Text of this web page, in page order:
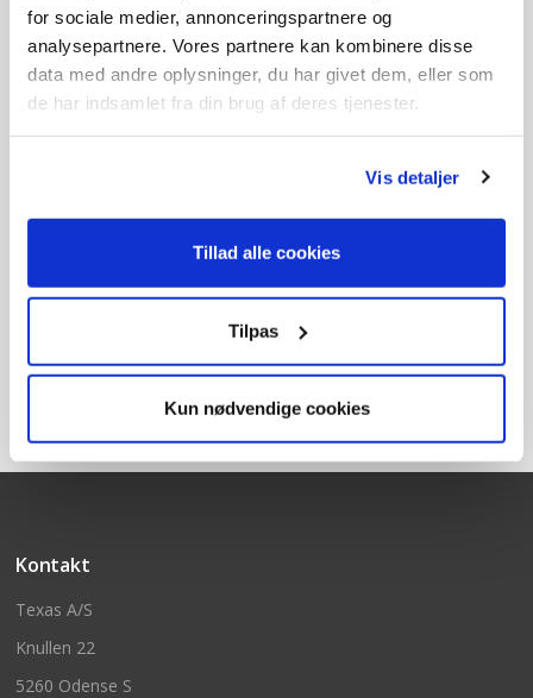
for sociale medier, annonceringspartnere og
analysepartnere. Vores partnere kan kombinere disse
data med andre oplysninger, du har givet dem, eller som
de har indsamlet fra din brug af deres tjenester.
Vis detaljer
Tillad alle cookies
Tilpas
Kun nødvendige cookies
Texas Tændrør TORCH
69,-
På lager
Kontakt
Texas A/S
Knullen 22
5260 Odense S